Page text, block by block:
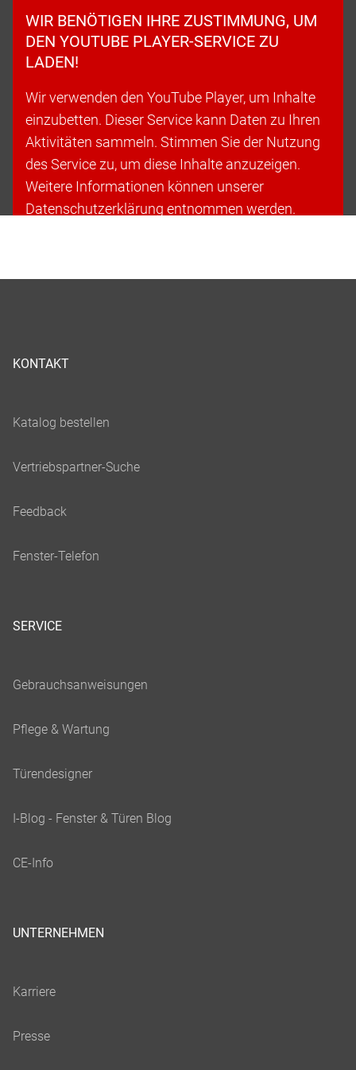
WIR BENÖTIGEN IHRE ZUSTIMMUNG, UM
DEN YOUTUBE PLAYER-SERVICE ZU
LADEN!
Wir verwenden den YouTube Player, um Inhalte
einzubetten. Dieser Service kann Daten zu Ihren
Aktivitäten sammeln. Stimmen Sie der Nutzung
des Service zu, um diese Inhalte anzuzeigen.
Weitere Informationen können unserer
Datenschutzerklärung entnommen werden.
KONTAKT
SERVICE
UNTERNEHMEN